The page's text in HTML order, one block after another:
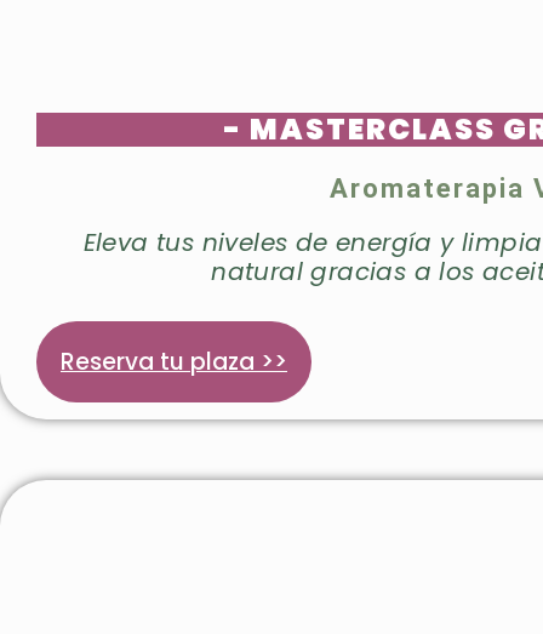
- MASTERCLASS
Aromaterapia
Eleva tus niveles de energía y
natural gracias a los
Reserva tu plaza >>